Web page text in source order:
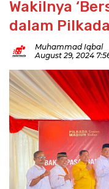
Wakilnya
dalam
Muhammad Iqbal
August 29, 2024